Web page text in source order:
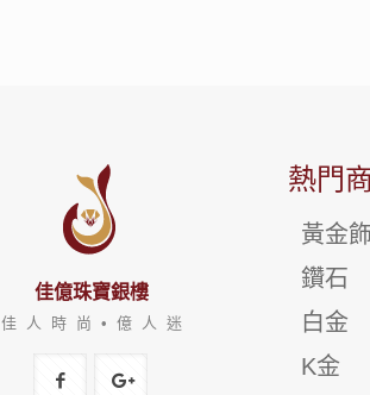
佳億珠寶銀樓
佳 人 時 尚 • 億 人 迷
熱門
黃金
鑽石
白金
K金